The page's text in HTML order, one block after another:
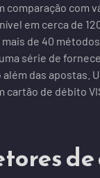
comparação com
em cerca de
de 40
série de
das apostas.
cartão de débito